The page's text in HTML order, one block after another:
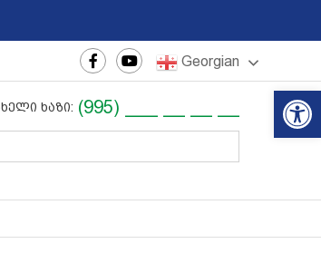
ფესტივალი | რეგიონული
Georgian
ხაზი: (995) ___ __ __ __